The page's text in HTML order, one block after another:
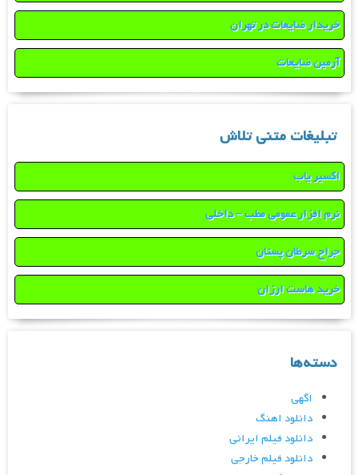
خریدار ضایعات در تهران
آرمین ضایعات
تبلیغات متنی تلاش
اکسیر یاب
نرم افزار عمومی مطب – داخلی
جراح سرطان پستان
خرید هاست ارزان
دسته‌ها
اگهی
دانلود اهنگ
دانلود فیلم ایرانی
دانلود فیلم خارجی